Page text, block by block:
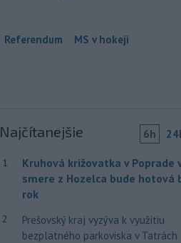
Referendum MS v hokeji
Najčítanejšie 6h
1
Kruhová križovatka v Poprade
smere z Hozelca bude hotová
rok
2
Prešovský kraj vyzýva k využitiu
bezplatného parkoviska v Tatrách